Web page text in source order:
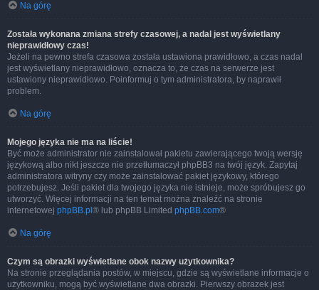
Na górę
Została wykonana zmiana strefy czasowej, a nadal jest wyświetlany
nieprawidłowy czas!
Jeżeli na pewno strefa czasowa została ustawiona prawidłowo, a czas nadal
jest wyświetlany nieprawidłowo, oznacza to, że czas na serwerze jest
ustawiony nieprawidłowo. Poinformuj o tym administratora, by naprawił
problem.
Na górę
Mojego języka nie ma na liście!
Być może administrator nie zainstalował pakietu zawierającego twoją wersję
językową albo nikt jeszcze nie przetłumaczył phpBB3 na twój język. Zapytaj
administratora witryny czy może zainstalować pakiet językowy, którego
potrzebujesz. Jeśli pakiet dla twojego języka nie istnieje, może spróbujesz go
utworzyć. Więcej informacji na ten temat można znaleźć na stronie
internetowej phpBB.pl ® lub phpBB Limited phpBB.com®
Na górę
Czym są obrazki wyświetlane obok nazwy użytkownika?
Na stronie przeglądania postów, w miejscu, gdzie są wyświetlane informacje o
użytkowniku, mogą być wyświetlane dwa obrazki. Pierwszy obrazek jest